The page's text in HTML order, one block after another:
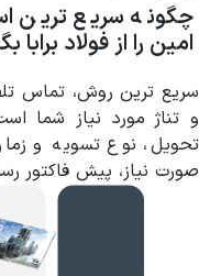
چگونه سریع ترین
امین را از فولاد برابا
سریع ترین روش، تماس
و تناژ مورد نیاز شما
تحویل، نوع تسویه و
صورت نیاز، پیش فاکتور